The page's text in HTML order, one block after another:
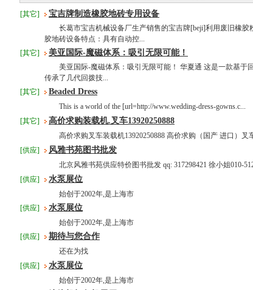
[其它] 宝吉牌制造橡胶地砖专用设备
长葛市宝吉机械设备厂生产销售的宝吉牌[beji]利用废旧橡胶
胶地砖设备特点：具有自动控...
[其它]
美亚国际-魔磁体系：吸引无限可能！
美亚国际-魔磁体系：吸引无限可能！ 华夏通 这是一款基于
传承了几代回拨技...
[其它]
Beaded Dress
This is a world of the [url=http://www.wedding-dress-gowns.c...
[其它]
高价求购装载机.叉车13920250888
高价求购叉车装载机13920250888 高价求购（国产 进口）叉
[供应]
风雅书苑图书批发
北京风雅书苑供应特价图书批发 qq: 317298421 徐小姐010-
[供应]
水泵展位
始创于2002年,是上海市
[供应]
水泵展位
始创于2002年,是上海市
[供应]
期待与您合作
还在为找
[供应]
水泵展位
始创于2002年,是上海市